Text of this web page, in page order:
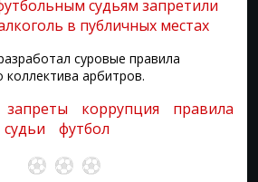
суровые правила
коллектива арбитров.
запреты коррупция
правила
судьи футбол